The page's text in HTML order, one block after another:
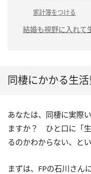
家計簿をつける
結婚も視野に入れて
同棲にかかる生
あなたは、同棲に実際
ますか？ ひと口に「
るのかわからない、と
まずは、FPの石川さん